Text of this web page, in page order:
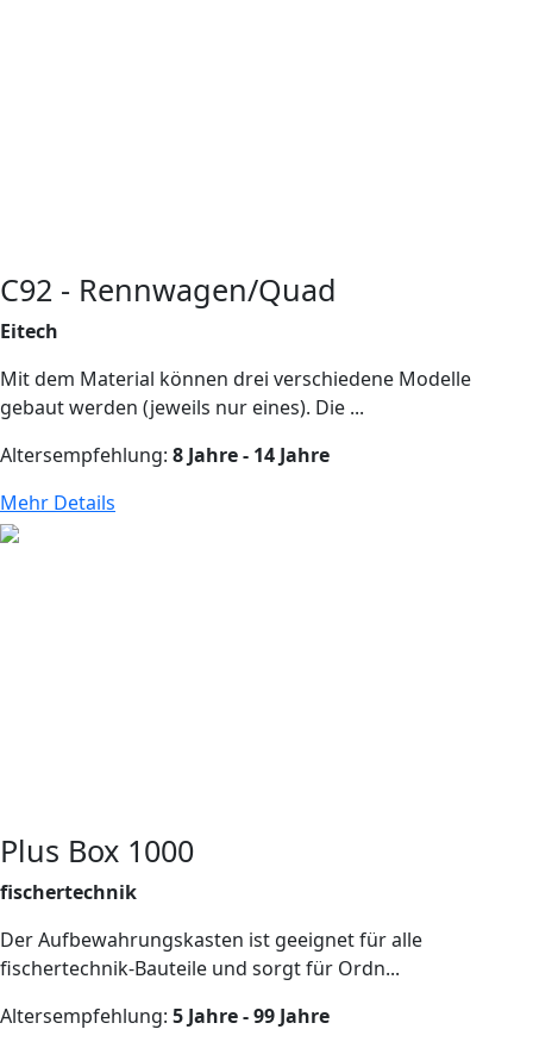
C92 - Rennwagen/Quad
Eitech
Mit dem Material können drei verschiedene Modelle
gebaut werden (jeweils nur eines). Die ...
Altersempfehlung: 8 Jahre - 14 Jahre
Mehr Details
Plus Box 1000
fischertechnik
Der Aufbewahrungskasten ist geeignet für alle
fischertechnik-Bauteile und sorgt für Ordn...
Altersempfehlung: 5 Jahre - 99 Jahre